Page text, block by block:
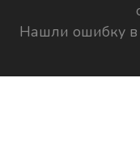
Нашли ошибку в